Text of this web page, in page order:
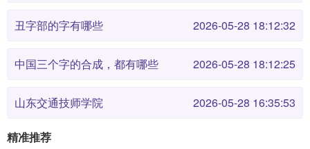
丑字部的字有哪些 2026-05-28 18:12:32
中国三个字的合成，都有哪些 2026-05-28 18:12:25
山东交通技师学院 2026-05-28 16:35:53
精准推荐